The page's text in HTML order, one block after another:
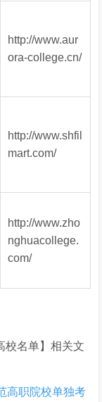
http://www.aur
ora-college.cn/
http://www.shfil
mart.com/
http://www.zho
nghuacollege.
com/
校名单】相关文
高职院校单独考